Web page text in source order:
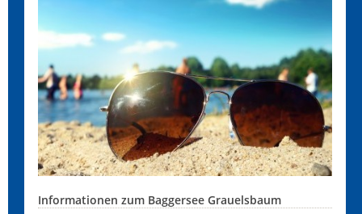
Informationen zum Baggersee Grauelsbaum